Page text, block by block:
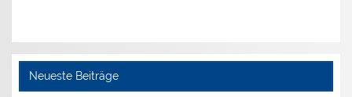
Neueste Beiträge